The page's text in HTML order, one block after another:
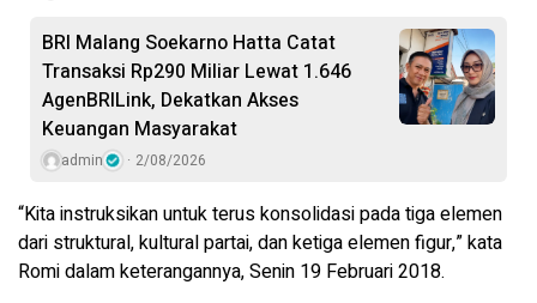
BRI Malang Soekarno Hatta Catat
Transaksi Rp290 Miliar Lewat 1.646
AgenBRILink, Dekatkan Akses
Keuangan Masyarakat
admin 2/08/2026
“Kita instruksikan untuk terus konsolidasi pada tiga elemen
dari struktural, kultural partai, dan ketiga elemen figur,” kata
Romi dalam keterangannya, Senin 19 Februari 2018.